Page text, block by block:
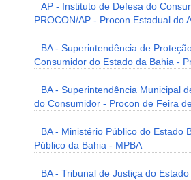
AP - Instituto de Defesa do
PROCON/AP - Procon Estadual do
BA - Superintendência de
Consumidor do Estado da Bahia -
BA - Superintendência Municipal
do Consumidor - Procon de Feira
BA - Ministério Público do Estado
Público da Bahia - MPBA
BA - Tribunal de Justiça do